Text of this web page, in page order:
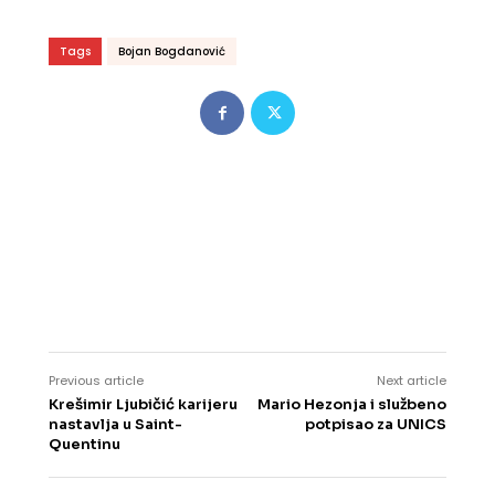
Tags Bojan Bogdanović
Previous article
Krešimir Ljubičić karijeru
nastavlja u Saint-
Quentinu
Next article
Mario Hezonja i službeno
potpisao za UNICS